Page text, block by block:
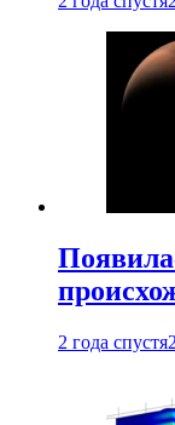
2 года спустя